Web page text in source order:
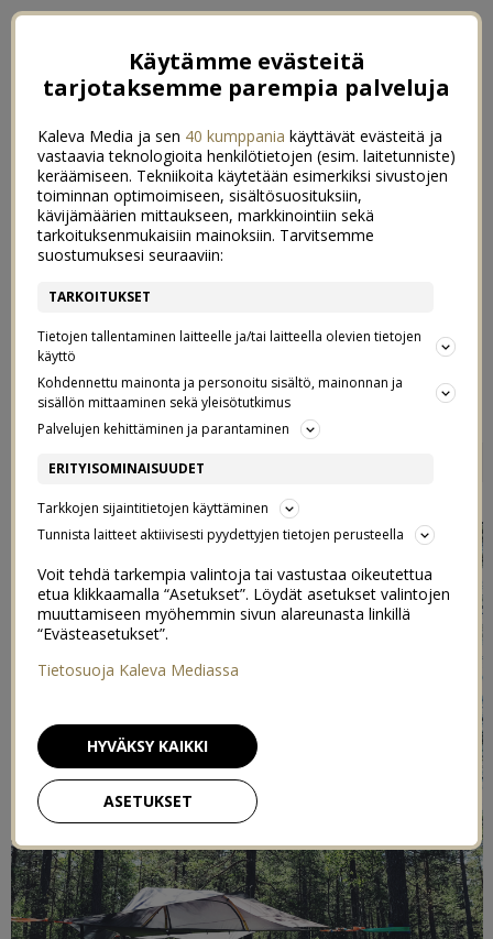
KESÄSEIKKAILU KUVINA
Käytämme evästeitä
tarjotaksemme parempia palveluja
Kaleva Media ja sen 40 kumppania käyttävät evästeitä ja
vastaavia teknologioita henkilötietojen (esim. laitetunniste)
keräämiseen. Tekniikoita käytetään esimerkiksi sivustojen
toiminnan optimoimiseen, sisältösuosituksiin,
kävijämäärien mittaukseen, markkinointiin sekä
tarkoituksenmukaisiin mainoksiin. Tarvitsemme
suostumuksesi seuraaviin:
TARKOITUKSET
Tietojen tallentaminen laitteelle ja/tai laitteella olevien tietojen
käyttö
Kohdennettu mainonta ja personoitu sisältö, mainonnan ja
sisällön mittaaminen sekä yleisötutkimus
Palvelujen kehittäminen ja parantaminen
ERITYISOMINAISUUDET
Tarkkojen sijaintitietojen käyttäminen
Tunnista laitteet aktiivisesti pyydettyjen tietojen perusteella
Voit tehdä tarkempia valintoja tai vastustaa oikeutettua
etua klikkaamalla “Asetukset”. Löydät asetukset valintojen
muuttamiseen myöhemmin sivun alareunasta linkillä
“Evästeasetukset”.
Tietosuoja Kaleva Mediassa
ASETUKSET
HYVÄKSY KAIKKI